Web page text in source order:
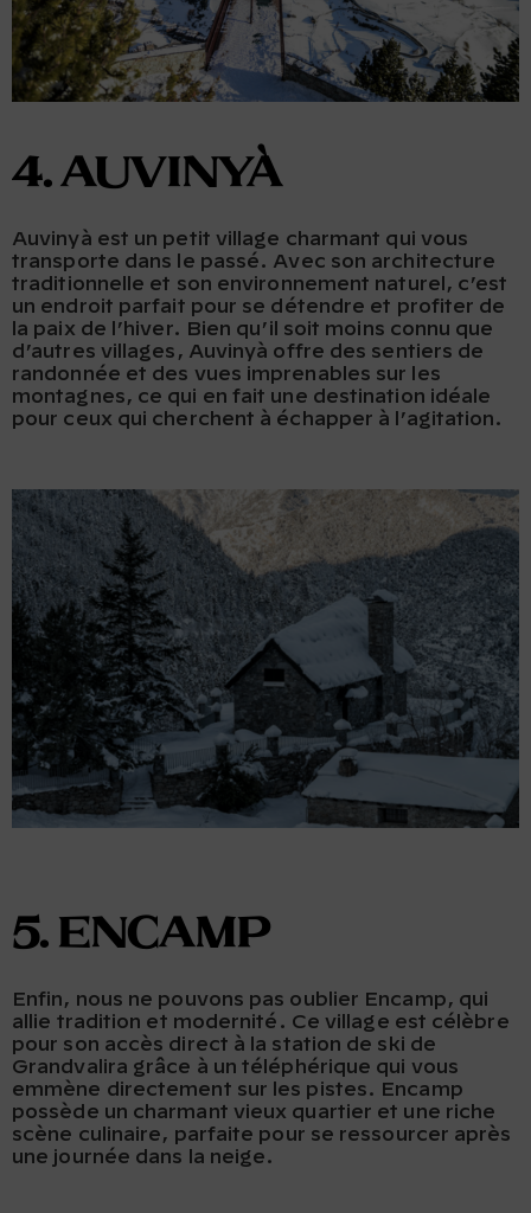
4. Auvinyà
Auvinyà est un petit village charmant qui vous
transporte dans le passé. Avec son architecture
traditionnelle et son environnement naturel, c’est
un endroit parfait pour se détendre et profiter de
la paix de l’hiver. Bien qu’il soit moins connu que
d’autres villages, Auvinyà offre des sentiers de
randonnée et des vues imprenables sur les
montagnes, ce qui en fait une destination idéale
pour ceux qui cherchent à échapper à l’agitation.
5. Encamp
Enfin, nous ne pouvons pas oublier Encamp, qui
allie tradition et modernité. Ce village est célèbre
pour son accès direct à la station de ski de
Grandvalira grâce à un téléphérique qui vous
emmène directement sur les pistes. Encamp
possède un charmant vieux quartier et une riche
scène culinaire, parfaite pour se ressourcer après
une journée dans la neige.